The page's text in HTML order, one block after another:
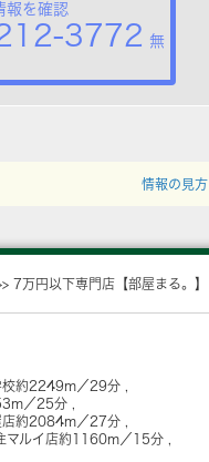
報を確認
3772 無
情報の見方
7万円以下専門店【部屋まる。】
校約2249m／29分
／25分
店約2084m／27分
マルイ店約1160m／15分